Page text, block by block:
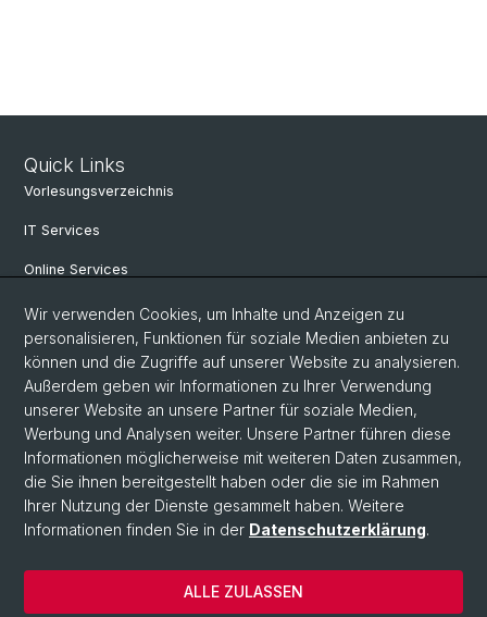
Quick Links
Vorlesungsverzeichnis
IT Services
Online Services
Personensuche
PhD Programm
Dokumente & Links
News & Events
© Universität Basel
Datenschutzerklärung
Philosophisch-Historische Fakultät
Wir verwenden Cookies, um Inhalte und Anzeigen zu
personalisieren, Funktionen für soziale Medien anbieten zu
können und die Zugriffe auf unserer Website zu analysieren.
Außerdem geben wir Informationen zu Ihrer Verwendung
unserer Website an unsere Partner für soziale Medien,
Werbung und Analysen weiter. Unsere Partner führen diese
Informationen möglicherweise mit weiteren Daten zusammen,
die Sie ihnen bereitgestellt haben oder die sie im Rahmen
Ihrer Nutzung der Dienste gesammelt haben. Weitere
Informationen finden Sie in der Datenschutzerklärung.
ALLE ZULASSEN